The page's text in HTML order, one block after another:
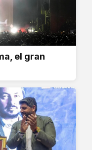
el gran